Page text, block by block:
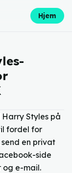
Hjem
Styles på
fordel for
en privat
side
og e-mail.